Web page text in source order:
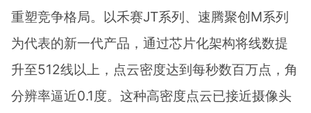
重塑竞争格局。以禾赛JT系列、速腾聚创M系列
为代表的新一代产品，通过芯片化架构将线数提
升至512线以上，点云密度达到每秒数百万点，角
分辨率逼近0.1度。这种高密度点云已接近摄像头